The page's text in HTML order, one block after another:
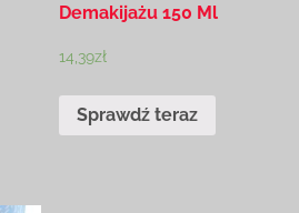
Demakijażu 150 Ml
14,39zł
Sprawdź teraz